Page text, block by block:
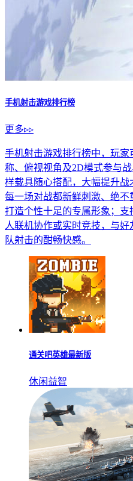
手机射击游戏排行榜
更多▹▹
手机射击游戏排行榜中，玩
称、俯视视角及2D模式参与
样载具随心搭配，大幅提升
每一场对战都新鲜刺激、绝不
打造个性十足的专属形象；
人联机协作或实时竞技，与
队射击的酣畅快感。
通关吧英雄最新版
休闲益智